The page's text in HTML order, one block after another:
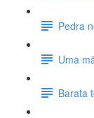
Pedra
Uma
Barata